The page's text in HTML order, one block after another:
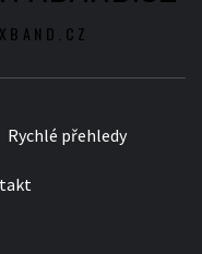
Rychlé přehledy